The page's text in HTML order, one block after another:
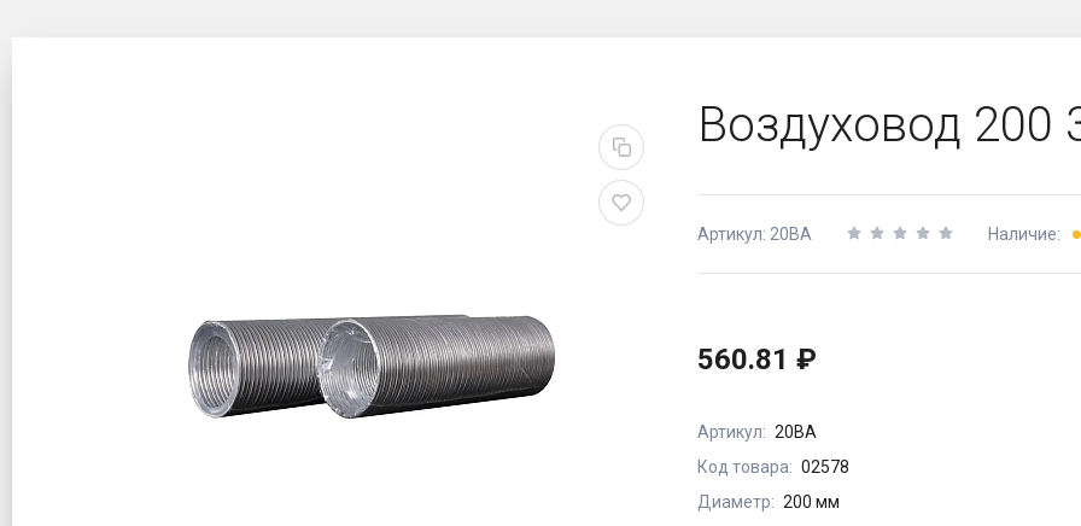
Воздуховод 200
Артикул: 20ВА Наличие:
560.81 ₽
Артикул: 20ВА
Код товара: 02578
Диаметр: 200 мм